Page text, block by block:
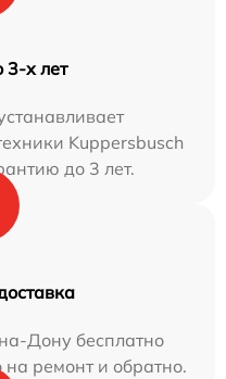
3-х лет
Kuppersbusch
до 3 лет.
Дону бесплатно
на ремонт и обратно.